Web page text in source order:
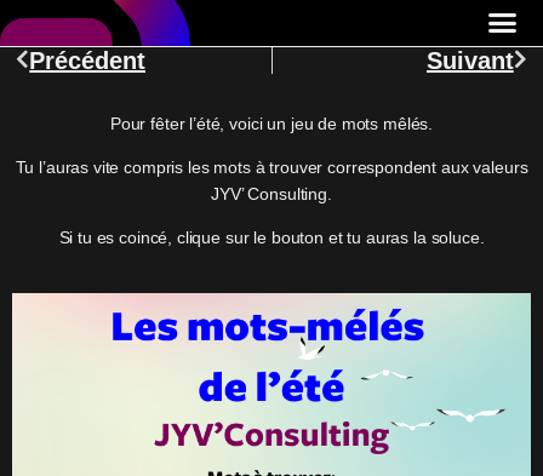
Précédent Suivant
Pour fêter l’été, voici un jeu de mots mêlés.
Tu l’auras vite compris les mots à trouver correspondent aux valeurs
JYV’ Consulting.
Si tu es coincé, clique sur le bouton et tu auras la soluce.